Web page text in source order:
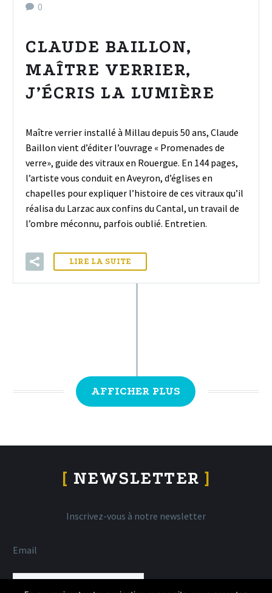
0
CLAUDE BAILLON,
MAÎTRE VERRIER,
J’ÉCRIS LA LUMIÈRE
Maître verrier installé à Millau depuis 50 ans, Claude
Baillon vient d’éditer l’ouvrage « Promenades de
verre», guide des vitraux en Rouergue. En 144 pages,
l’artiste vous conduit en Aveyron, d’églises en
chapelles pour expliquer l’histoire de ces vitraux qu’il
réalisa du Larzac aux confins du Cantal, un travail de
l’ombre méconnu, parfois oublié. Entretien.
LIRE LA SUITE
AFFICHER PLUS
[ NEWSLETTER ]
Inscrivez-vous à notre newsletter
Email